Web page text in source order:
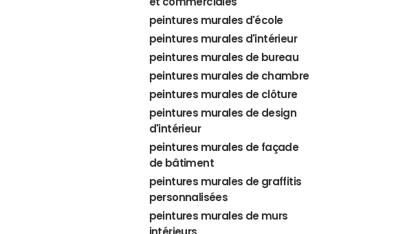
peintures murales d'école
peintures murales d'intérieur
peintures murales de bureau
peintures murales de chambre
peintures murales de clôture
peintures murales de design
d'intérieur
peintures murales de façade
de bâtiment
peintures murales de graffitis
personnalisées
peintures murales de murs